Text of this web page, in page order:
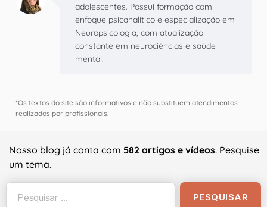
adolescentes. Possui formação com
enfoque psicanalítico e especialização em
Neuropsicologia, com atualização
constante em neurociências e saúde
mental.
*Os textos do site são informativos e não substituem atendimentos
realizados por profissionais.
Nosso blog já conta com 582 artigos e vídeos. Pesquise
um tema.